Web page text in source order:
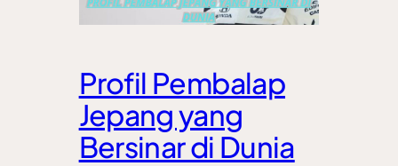
Profil Pembalap
Jepang yang
Bersinar di Dunia